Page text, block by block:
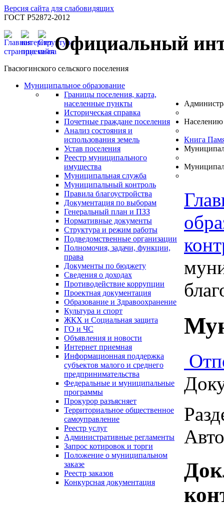
Версия сайта для слабовидящих
ГОСТ Р52872-2012
Официальный
Гвасюгинского сельского поселения
Муниципальное образование
Границы поселения, карта,
населенные пункты
Историческая справка
Почетные граждане поселения
Анализ состояния и
использования земель
Устав поселения
Реестр муниципального
имущества
Муниципальная служба
Муниципальный контроль
Правила благоустройства
Документация по выборам
Генеральный план и ПЗЗ
Нормативные документы
Структура и режим работы
Подведомственные организации
Полномочия, задачи, функции,
права
Документы по бюджету
Сведения о доходах
Противодействие коррупции
Проектная документация
Населению
Образование и Здравоохранение
Культура и спорт
ЖКХ и Социальная защита
ГО и ЧС
Объявления и новости
Интернет приемная
Информационная поддержка
субъектов малого и среднего
предпринимательства
Федеральные и муниципальные
программы
Прокурор разъясняет
Территориальное общественное
самоуправление
Книга
Реестр услуг
Административные регламенты
Запрос котировок и торги
Положение о муниципальном
заказе
Реестр заказов
Конкурсная документация